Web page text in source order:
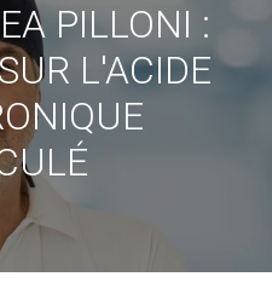
PILLONI :
L'ACIDE